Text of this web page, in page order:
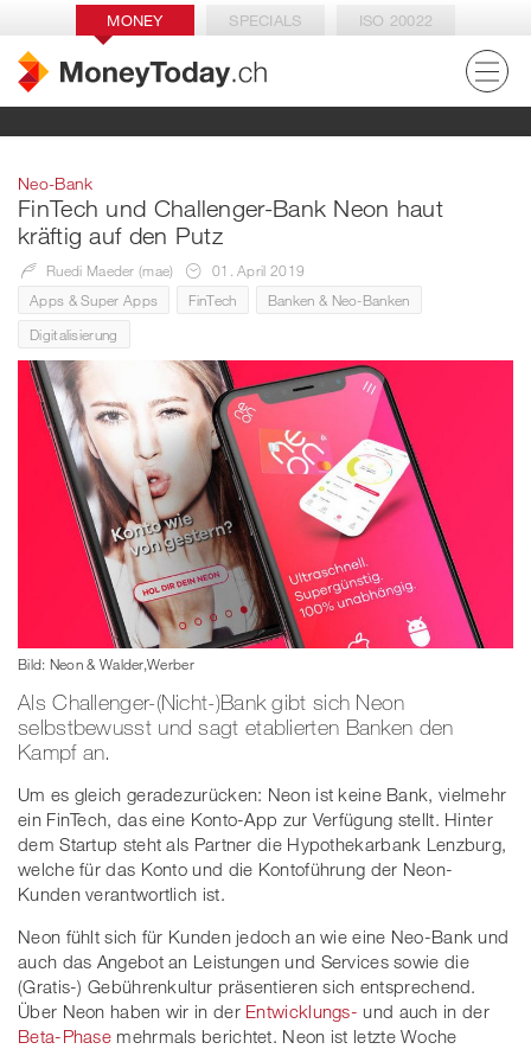
MONEY SPECIALS ISO 20022
Neo-Bank
FinTech und Challenger-Bank Neon haut
kräftig auf den Putz
Ruedi Maeder (mae)
01. April 2019
Apps & Super Apps
FinTech
Banken & Neo-Banken
Digitalisierung
Bild: Neon & Walder,Werber
Als Challenger-(Nicht-)Bank gibt sich Neon
selbstbewusst und sagt etablierten Banken den
Kampf an.
Um es gleich geradezurücken: Neon ist keine Bank, vielmehr
ein FinTech, das eine Konto-App zur Verfügung stellt. Hinter
dem Startup steht als Partner die Hypothekarbank Lenzburg,
welche für das Konto und die Kontoführung der Neon-
Kunden verantwortlich ist.
Neon fühlt sich für Kunden jedoch an wie eine Neo-Bank und
auch das Angebot an Leistungen und Services sowie die
(Gratis-) Gebührenkultur präsentieren sich entsprechend.
Über Neon haben wir in der Entwicklungs- und auch in der
Beta-Phase mehrmals berichtet. Neon ist letzte Woche